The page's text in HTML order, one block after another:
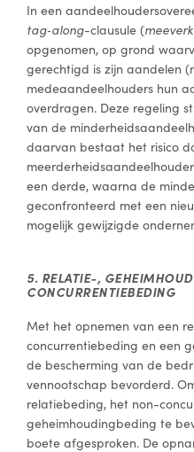
In een
tag‑along-clausule (
opgenomen, op grond
gerechtigd is zijn aandelen
medeaandeelhouders hun
overdragen. Deze regeling
van de
daarvan bestaat het risico
een derde, waarna de
geconfronteerd met een
mogelijk gewijzigde
5. RELATIE-,
CONCURRENTIEBEDING
Met het opnemen van een
concurrentiebeding en een
de bescherming van de
vennootschap bevorderd.
relatiebeding, het non-
geheimhoudingbeding te
boete afgesproken. De